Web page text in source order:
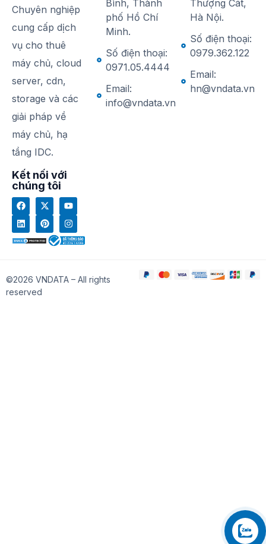
Chuyên nghiệp
cung cấp dịch
vụ cho thuê
máy chủ, cloud
server, cdn,
storage và các
giải pháp về
máy chủ, hạ
tầng IDC.
Kết nối với
chúng tôi
Bình, Thành
phố Hồ Chí
Minh.
Số điện thoại:
0971.05.4444
Email:
info@vndata.vn
Thượng Cát,
Hà Nội.
Số điện thoại:
0979.362.122
Email:
hn@vndata.vn
©2026 VNDATA – All rights
reserved